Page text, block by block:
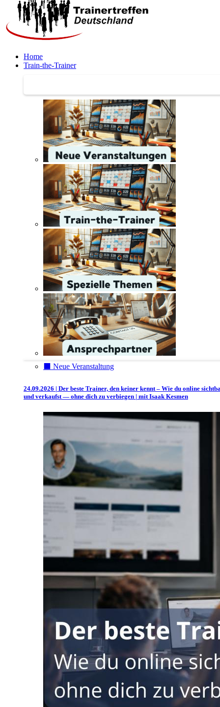
Home
Train-the-Trainer
⬛️ Neue Veranstaltung
24.09.2026 | Der beste Trainer, den keiner kennt – Wie du online
und verkaufst — ohne dich zu verbiegen | mit Isaak Kesmen